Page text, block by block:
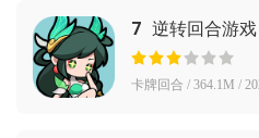
7 逆转回合游戏
卡牌回合 / 364.1M /